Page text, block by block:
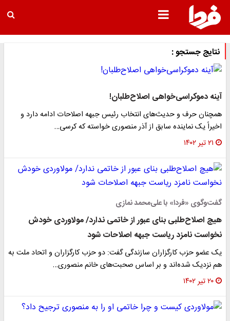
نتایج جستجو :
آینه دموکراسی‌خواهی اصلاح‌طلبان!
همچنان حرف و حدیث‌های انتخاب رئیس جبهه اصلاحات ادامه دارد و
اخیراً یک نماینده سابق از آذر منصوری خواسته که کرسی…
۲۱ تیر ۱۴۰۲
گفت‌وگوی «فردا» با علی‌محمد نمازی
هیچ اصلاح‌طلبی بنای عبور از خاتمی ندارد/ مولاوردی خودش
نخواست نامزد ریاست جبهه اصلاحات شود
یک عضو حزب کارگزاران سازندگی گفت: دو حزب کارگزاران و اتحاد ملت به
هم نزدیک شده‌اند و بر اساس صحبت‌های خانم منصوری…
۲۰ تیر ۱۴۰۲